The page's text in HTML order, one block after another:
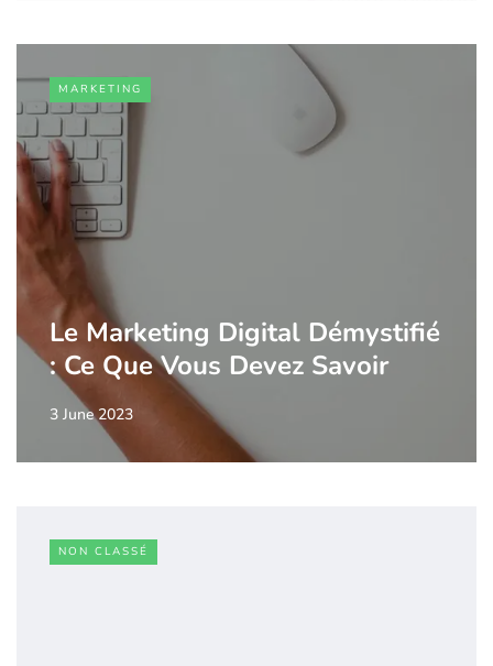
MARKETING
Le Marketing Digital Démystifié
: Ce Que Vous Devez Savoir
3 June 2023
NON CLASSÉ